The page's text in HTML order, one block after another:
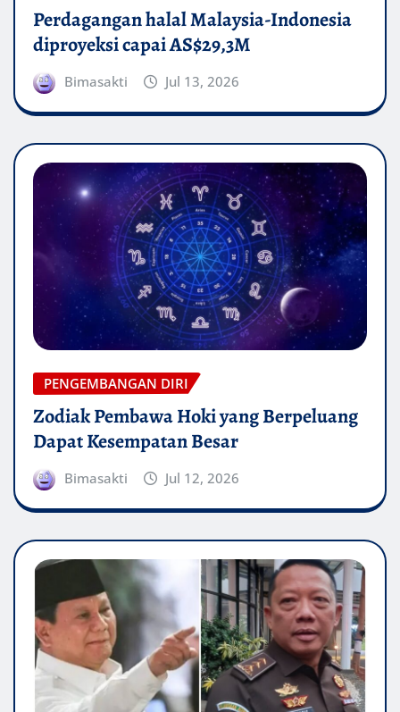
Perdagangan halal Malaysia-Indonesia
diproyeksi capai AS$29,3M
Bimasakti Jul 13, 2026
PENGEMBANGAN DIRI
Zodiak Pembawa Hoki yang Berpeluang
Dapat Kesempatan Besar
Bimasakti Jul 12, 2026